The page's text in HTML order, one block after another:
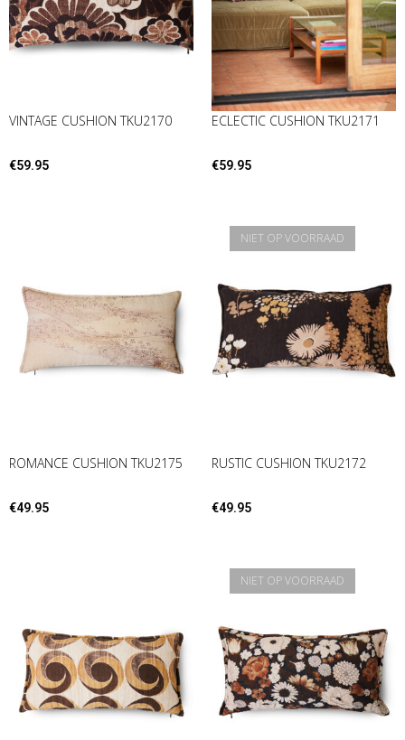
VINTAGE CUSHION TKU2170
€59.95
ECLECTIC CUSHION TKU2171
€59.95
ROMANCE CUSHION TKU2175
€49.95
NIET OP VOORRAAD
RUSTIC CUSHION TKU2172
€49.95
NIET OP VOORRAAD